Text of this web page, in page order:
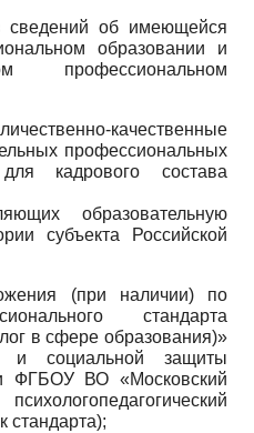
сведений об имеющейся
образовании и
профессиональном
качественные
профессиональных
кадрового состава
образовательную
субъекта Российской
(при наличии) по
стандарта
в сфере образования)»
и социальной защиты
ФГБОУ ВО «Московский
стандарта);